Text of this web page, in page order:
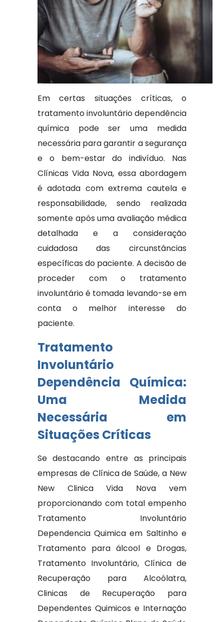
Em certas situações críticas, o
tratamento involuntário dependência
química pode ser uma medida
necessária para garantir a segurança
e o bem-estar do indivíduo. Nas
Clínicas Vida Nova, essa abordagem
é adotada com extrema cautela e
responsabilidade, sendo realizada
somente após uma avaliação médica
detalhada e a consideração
cuidadosa das circunstâncias
específicas do paciente. A decisão de
proceder com o tratamento
involuntário é tomada levando-se em
conta o melhor interesse do
paciente.
Tratamento
Involuntário
Dependência Química:
Uma Medida
Necessária em
Situações Críticas
Se destacando entre as principais
empresas de Clínica de Saúde, a New
New Clinica Vida Nova vem
proporcionando com total empenho
Tratamento Involuntário
Dependencia Quimica em Saltinho e
Tratamento para álcool e Drogas,
Tratamento Involuntário, Clínica de
Recuperação para Alcoólatra,
Clinicas de Recuperação para
Dependentes Quimicos e Internação